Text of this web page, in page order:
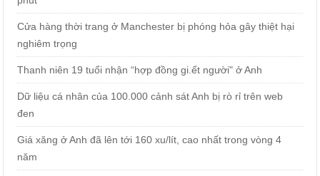
Cửa hàng thời trang ở Manchester bị phóng hỏa gây thiệt hại
nghiêm trọng
Thanh niên 19 tuổi nhận “hợp đồng gi.ết người" ở Anh
Dữ liệu cá nhân của 100.000 cảnh sát Anh bị rò rỉ trên web
đen
Giá xăng ở Anh đã lên tới 160 xu/lít, cao nhất trong vòng 4
năm